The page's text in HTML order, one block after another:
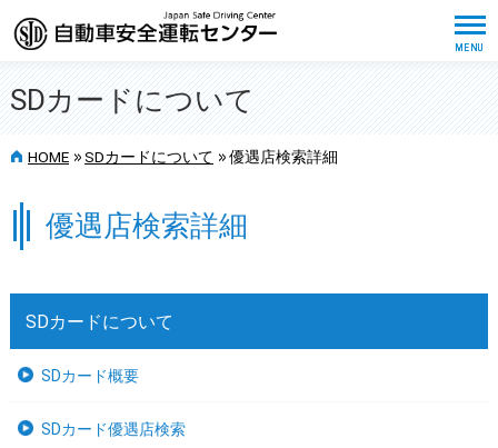
SDカードについて
HOME >> SDカードについて >> 優遇店検索詳細
優遇店検索詳細
SDカードについて
SDカード概要
SDカード優遇店検索